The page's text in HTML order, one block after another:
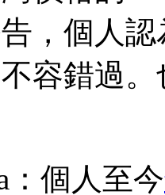
，個人認
容錯過
：個人至今